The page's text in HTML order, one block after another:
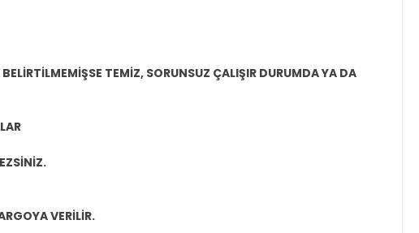
TEMİZ, SORUNSUZ ÇALIŞIR DURUMDA YA DA
VERİLİR.